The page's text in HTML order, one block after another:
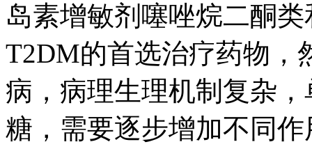
岛素增敏剂噻唑烷二酮类
T2DM的首选治疗药物
病，病理生理机制复杂
糖，需要逐步增加不